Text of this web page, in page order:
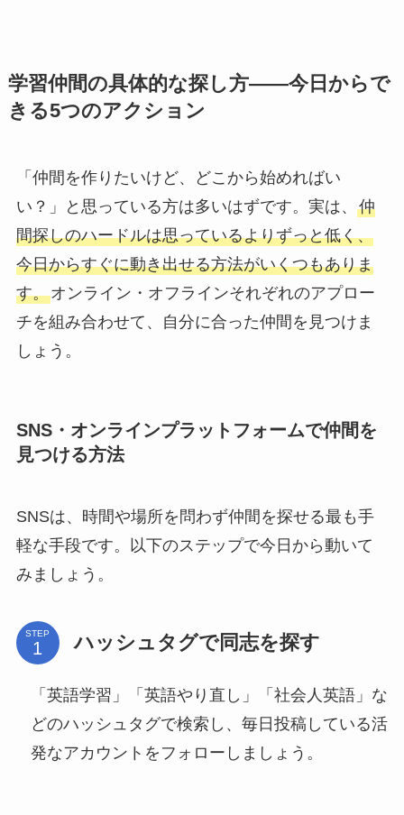
学習仲間の具体的な探し方——今日からで
きる5つのアクション
「仲間を作りたいけど、どこから始めればい
い？」と思っている方は多いはずです。実は、 仲
間探しのハードルは思っているよりずっと低く、
今日からすぐに動き出せる方法がいくつもありま
す。オンライン・オフラインそれぞれのアプロー
チを組み合わせて、自分に合った仲間を見つけま
しょう。
SNS・オンラインプラットフォームで仲間を
見つける方法
SNSは、時間や場所を問わず仲間を探せる最も手
軽な手段です。以下のステップで今日から動いて
みましょう。
STEP ハッシュタグで同志を探す
「英語学習」「英語やり直し」「社会人英語」な
どのハッシュタグで検索し、毎日投稿している活
発なアカウントをフォローしましょう。